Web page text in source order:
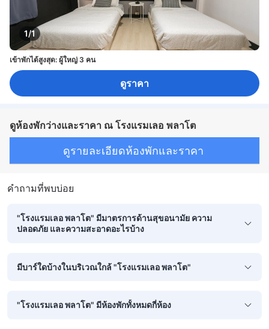
1/1
เข้าพักได้สูงสุด: ผู้ใหญ่ 3 คน
ดูราคา
ดูห้องพักว่างและราคา ณ โรงแรมเลอ พลาโต
ดูรายละเอียดห้องพักและราคา
คำถามที่พบบ่อย
"โรงแรมเลอ พลาโต" มีมาตรการด้านสุขอนามัย ความ
ปลอดภัย และความสะอาดอะไรบ้าง
มีบาร์ใดบ้างในบริเวณใกล้ "โรงแรมเลอ พลาโต"
"โรงแรมเลอ พลาโต" มีห้องพักทั้งหมดกี่ห้อง